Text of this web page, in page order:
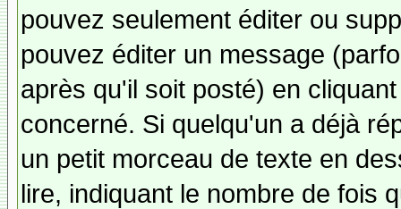
pouvez seulement éditer ou
pouvez éditer un message
après qu'il soit posté) en
concerné. Si quelqu'un a déjà
un petit morceau de texte en
lire, indiquant le nombre de fois